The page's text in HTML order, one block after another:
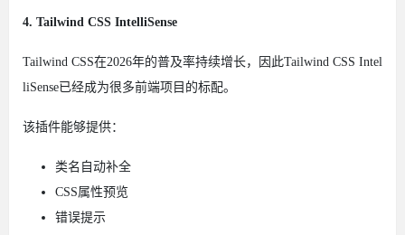
4. Tailwind CSS IntelliSense
Tailwind CSS在2026年的普及率持续增长，因此Tailwind CSS Intel
liSense已经成为很多前端项目的标配。
该插件能够提供：
类名自动补全
CSS属性预览
错误提示